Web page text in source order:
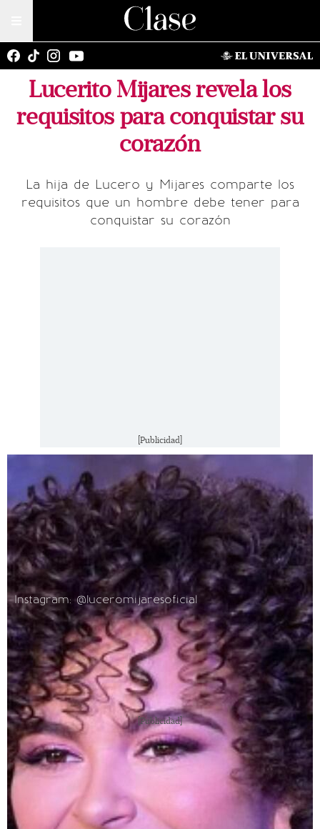
Lucerito Mijares revela los
requisitos para conquistar su
corazón
La hija de Lucero y Mijares comparte los
requisitos que un hombre debe tener para
conquistar su corazón
[Publicidad]
Instagram: @luceromijaresoficial
[Publicidad]